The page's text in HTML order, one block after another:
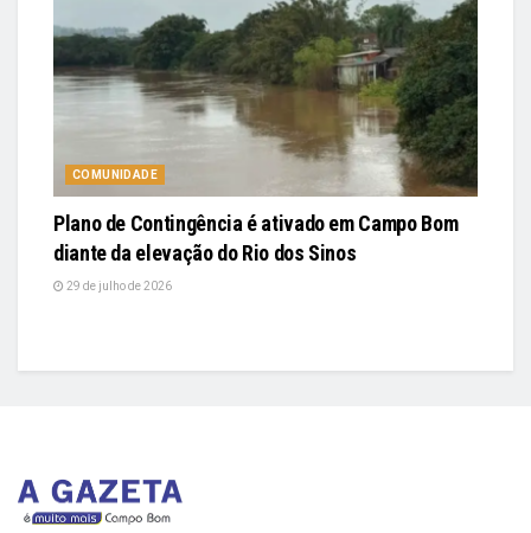
COMUNIDADE
Plano de Contingência é ativado em Campo Bom
diante da elevação do Rio dos Sinos
29 de julho de 2026